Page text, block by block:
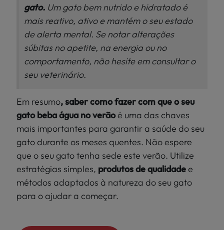
gato. Um gato bem nutrido e hidratado é
mais reativo, ativo e mantém o seu estado
de alerta mental. Se notar alterações
súbitas no apetite, na energia ou no
comportamento, não hesite em consultar o
seu veterinário.
Em resumo, saber como fazer com que o seu
gato beba água no verãoé uma das chaves
mais importantes para garantir a saúde do seu
gato durante os meses quentes. Não espere
que o seu gato tenha sede este verão. Utilize
estratégias simples, produtos de qualidadee
métodos adaptados à natureza do seu gato
para o ajudar a começar.